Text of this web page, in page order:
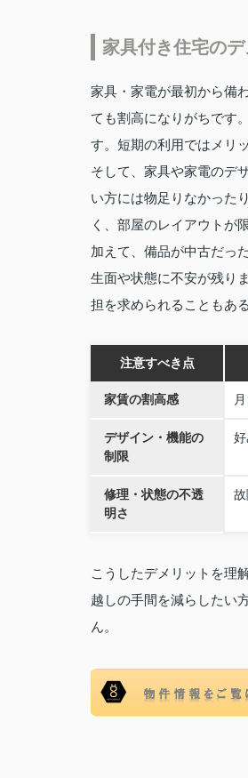
家具付き住宅の
家具・家電が最初から備
ても割高になりがちです
す。短期の利用ではメリ
そして、家具や家電のデ
い方には物足りなかった
く、部屋のレイアウトが
加えて、備品が中古だっ
生面や状態に不安が残り
担を求められることもあ
注意すべき点
家賃の割高感
デザイン・機能の
制限
修理・状態の不透
明さ
こうしたデメリットを理
越しの手間を減らしたい
ん。